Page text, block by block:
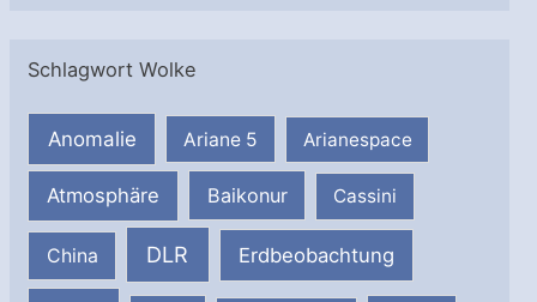
Schlagwort Wolke
Anomalie Ariane 5 Arianespace
Atmosphäre Baikonur Cassini
China DLR Erdbeobachtung